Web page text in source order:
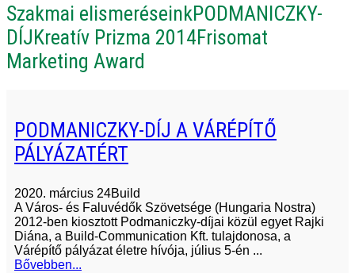
Szakmai elismeréseinkPODMANICZKY-
DÍJKreatív Prizma 2014Frisomat
Marketing Award
PODMANICZKY-DÍJ A VÁRÉPÍTŐ
PÁLYÁZATÉRT
2020. március 24Build
A Város- és Faluvédők Szövetsége (Hungaria Nostra)
2012-ben kiosztott Podmaniczky-díjai közül egyet Rajki
Diána, a Build-Communication Kft. tulajdonosa, a
Várépítő pályázat életre hívója, július 5-én ...
Bővebben...